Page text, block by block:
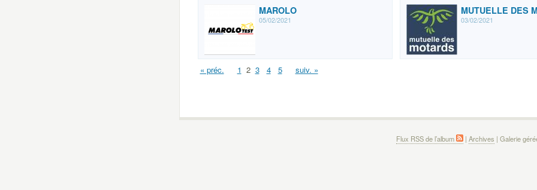
MAROLO
05/02/2021
MUTUELLE DES
03/02/2021
« préc. 1 2 3 4 5 suiv. »
Flux RSS de l’album | Archives | Galerie